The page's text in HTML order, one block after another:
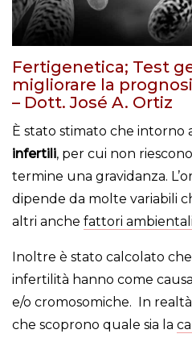
Fertigenetica; Test
migliorare la
– Dott. José A. Ortiz
È stato stimato che intorno
infertili, per cui non
termine una gravidanza.
dipende da molte variabili
altri anche fattori ambientali
Inoltre è stato calcolato
infertilità hanno come
e/o cromosomiche. In
che scoprono quale sia la